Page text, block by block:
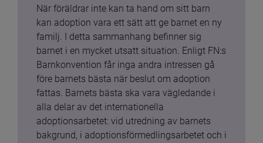
När föräldrar inte kan ta hand om sitt barn
kan adoption vara ett sätt att ge barnet en ny
familj. I detta sammanhang befinner sig
barnet i en mycket utsatt situation. Enligt FN:s
Barnkonvention får inga andra intressen gå
före barnets bästa när beslut om adoption
fattas. Barnets bästa ska vara vägledande i
alla delar av det internationella
adoptionsarbetet: vid utredning av barnets
bakgrund, i adoptionsförmedlingsarbetet och i